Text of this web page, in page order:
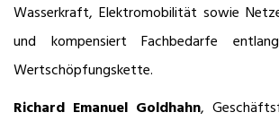
Wasserkraft, Elektromobilität sowie
und kompensiert Fachbedarfe
Wertschöpfungskette.
Richard Emanuel Goldhahn,